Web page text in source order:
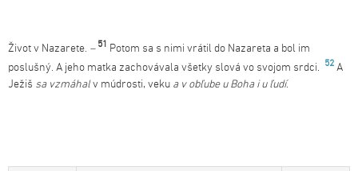
Život v Nazarete. – 51 Potom sa s nimi vrátil do Nazareta a bol im
poslušný. A jeho matka zachovávala všetky slová vo svojom srdci. 52 A
Ježiš sa vzmáhalv múdrosti, veku a v obľube u Boha i u ľudí.